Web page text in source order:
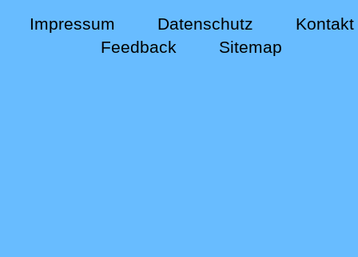
Impressum Datenschutz
Kontakt
Feedback
Sitemap